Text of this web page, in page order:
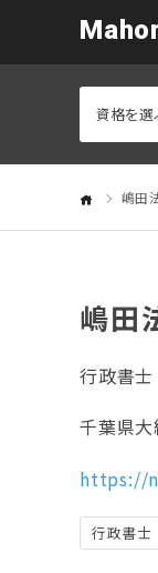
嶋田
嶋田
行政書士
千葉県
https://
行政書士